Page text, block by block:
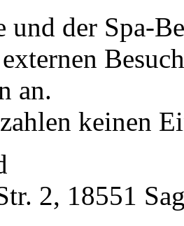
und der Spa-
an.
keinen
2, 18551